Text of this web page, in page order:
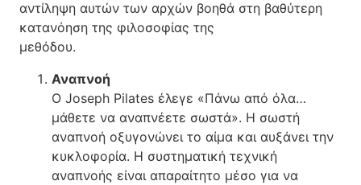
αντίληψη αυτών των αρχών βοηθά στη βαθύτερη
κατανόηση της φιλοσοφίας της
μεθόδου.
Αναπνοή
Ο Joseph Pilates έλεγε «Πάνω από όλα…
μάθετε να αναπνέετε σωστά». Η σωστή
αναπνοή οξυγονώνει το αίμα και αυξάνει την
κυκλοφορία. Η συστηματική τεχνική
αναπνοής είναι απαραίτητο μέσο για να